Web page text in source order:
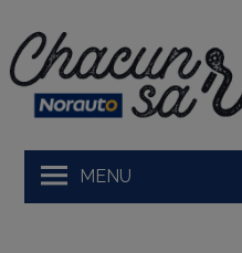
content
MENU